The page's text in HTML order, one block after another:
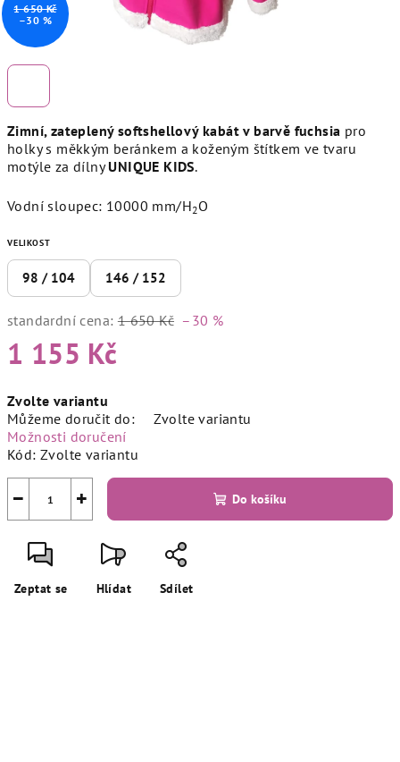
Zimní, zateplený softshellový kabát v barvě fuchsia pro
holky s měkkým beránkem a koženým štítkem ve tvaru
motýle za dílnyUNIQUE KIDS.
Vodní sloupec: 10000 mm/H2O
VELIKOST
98 / 104 146 / 152
standardní cena: 1 650 Kč –30 %
1 155 Kč
cena:
Zvolte variantu
Můžeme doručit do:
Zvolte variantu
Možnosti doručení
Kód: Zvolte variantu
+
− Do košíku
Zeptat se Hlídat Sdílet
1 650 Kč
–30 %